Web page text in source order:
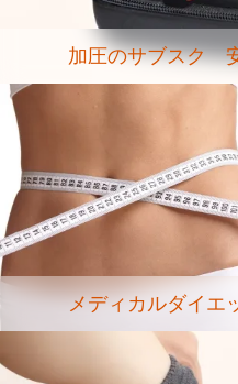
加圧のサブスク
メディカルダイ